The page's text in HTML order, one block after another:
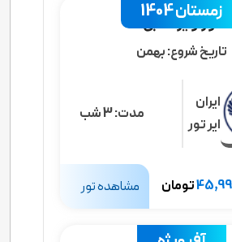
زمستان 1404
تور ویژه دبی
تاریخ شروع:بهمن
ایران
ایر تور
مدت:3 شب
تومان مشاهده تور